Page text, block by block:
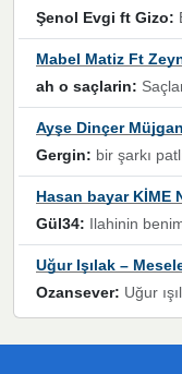
Şenol Evgi ft Gizo:
Mabel Matiz Ft
ah o saçlarin: Saçlarım tel tel beyazlıyor
Ayşe Dinçer Müjgan
Gergin: bir şarkı patlıyor ve o şarkıyı millet her paylaşımın altına koyuyor ve öyle bir
Hasan bayar KİME
Gül34: Ilahinin benim için çok özel bir yeri var İlk çıktığında komşum ne kadar yüksek sesle dinliyorsa orada
Uğur Işılak –
Ozansever: Uğur ışılak hayrani olarak eski yeni